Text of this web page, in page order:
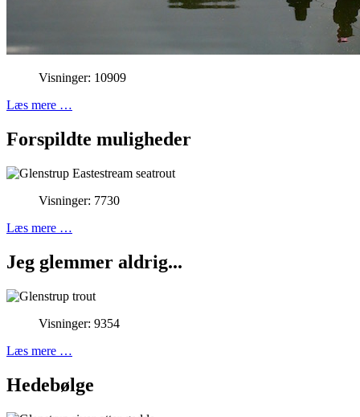
Visninger: 10909
Læs mere …
Forspildte muligheder
Visninger: 7730
Læs mere …
Jeg glemmer aldrig...
Visninger: 9354
Læs mere …
Hedebølge